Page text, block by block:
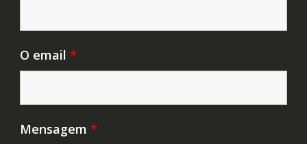
O email *
Mensagem *